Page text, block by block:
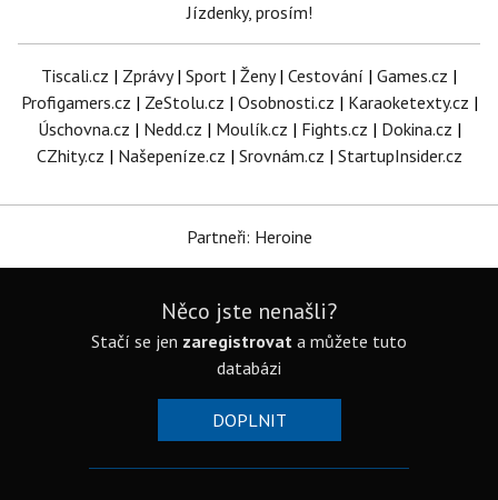
Jízdenky, prosím!
Tiscali.cz | Zprávy| Sport | Ženy| Cestování | Games.cz |
Profigamers.cz | ZeStolu.cz | Osobnosti.cz | Karaoketexty.cz |
Úschovna.cz | Nedd.cz | Moulík.cz | Fights.cz | Dokina.cz |
CZhity.cz | Našepeníze.cz | Srovnám.cz | StartupInsider.cz
Partneři: Heroine
Něco jste nenašli?
Stačí se jen zaregistrovat a můžete tuto
databázi
DOPLNIT